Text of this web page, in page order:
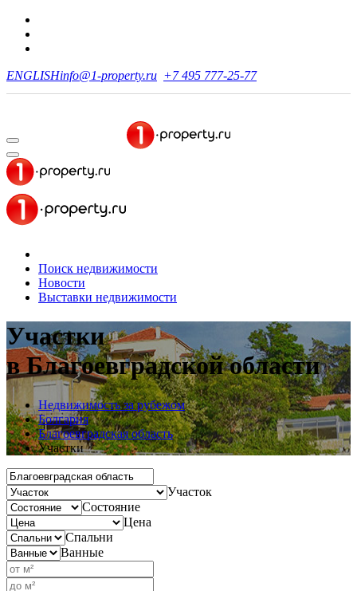
ENGLISHinfo@1-property.ru +7 495 777-25-77
Поиск недвижимости
Новости
Выставки недвижимости
Участки
в Благоевградской области
Недвижимость за рубежом
Болгария
Благоевградская область
Участки
Участок
Состояние
Цена
Спальни
Ванные